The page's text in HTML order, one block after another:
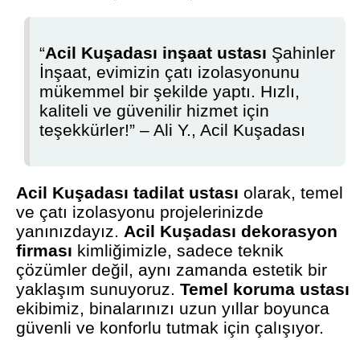
“Acil Kuşadası inşaat ustası Şahinler
İnşaat, evimizin çatı izolasyonunu
mükemmel bir şekilde yaptı. Hızlı,
kaliteli ve güvenilir hizmet için
teşekkürler!” – Ali Y., Acil Kuşadası
Acil Kuşadası tadilat ustası olarak, temel
ve çatı izolasyonu projelerinizde
yanınızdayız. Acil Kuşadası dekorasyon
firması kimliğimizle, sadece teknik
çözümler değil, aynı zamanda estetik bir
yaklaşım sunuyoruz.Temel koruma ustası
ekibimiz, binalarınızı uzun yıllar boyunca
güvenli ve konforlu tutmak için çalışıyor.